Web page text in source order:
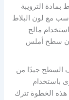
بمادة الترويبة
مع لون البلاط
مالج
سطح أملس
السطح جيدًا من
باستخدام
الخطوة تترك